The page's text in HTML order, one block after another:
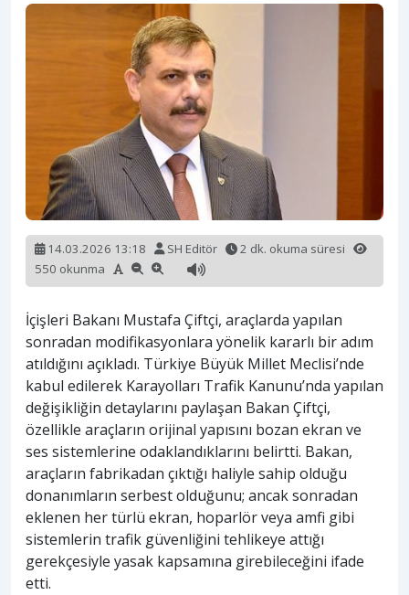
14.03.2026 13:18 SH Editör
2 dk. okuma süresi
550 okunma
İçişleri Bakanı Mustafa Çiftçi, araçlarda yapılan
sonradan modifikasyonlara yönelik kararlı bir adım
atıldığını açıkladı. Türkiye Büyük Millet Meclisi’nde
kabul edilerek Karayolları Trafik Kanunu’nda yapılan
değişikliğin detaylarını paylaşan Bakan Çiftçi,
özellikle araçların orijinal yapısını bozan ekran ve
ses sistemlerine odaklandıklarını belirtti. Bakan,
araçların fabrikadan çıktığı haliyle sahip olduğu
donanımların serbest olduğunu; ancak sonradan
eklenen her türlü ekran, hoparlör veya amfi gibi
sistemlerin trafik güvenliğini tehlikeye attığı
gerekçesiyle yasak kapsamına girebileceğini ifade
etti.